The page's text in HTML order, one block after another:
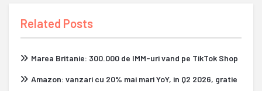
Related Posts
Marea Britanie: 300.000 de IMM-uri vand pe TikTok Shop
Amazon: vanzari cu 20% mai mari YoY, in Q2 2026, gratie